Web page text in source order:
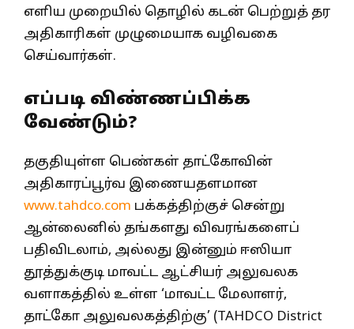
எளிய முறையில் தொழில் கடன் பெற்றுத் தர
அதிகாரிகள் முழுமையாக வழிவகை
செய்வார்கள்.
எப்படி விண்ணப்பிக்க
வேண்டும்?
தகுதியுள்ள பெண்கள் தாட்கோவின்
அதிகாரப்பூர்வ இணையதளமான
www.tahdco.com பக்கத்திற்குச் சென்று
ஆன்லைனில் தங்களது விவரங்களைப்
பதிவிடலாம், அல்லது இன்னும் ஈஸியா
தூத்துக்குடி மாவட்ட ஆட்சியர் அலுவலக
வளாகத்தில் உள்ள ‘மாவட்ட மேலாளர்,
தாட்கோ அலுவலகத்திற்கு’ (TAHDCO District